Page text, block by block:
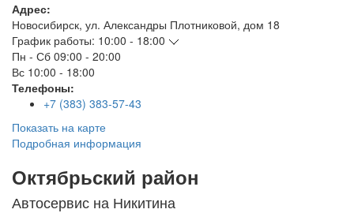
Адрес:
Новосибирск, ул. Александры Плотниковой, дом 18
График работы: 10:00 - 18:00
Пн - Сб 09:00 - 20:00
Вс 10:00 - 18:00
Телефоны:
+7 (383) 383-57-43
Показать на карте
Подробная информация
Октябрьский район
Автосервис на Никитина